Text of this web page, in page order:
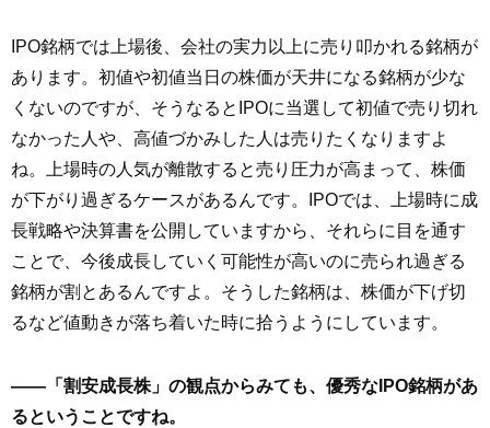
IPO銘柄では上場後、会社の実力以上に売り叩かれる銘柄が
あります。初値や初値当日の株価が天井になる銘柄が少な
くないのですが、そうなるとIPOに当選して初値で売り切れ
なかった人や、高値づかみした人は売りたくなりますよ
ね。上場時の人気が離散すると売り圧力が高まって、株価
が下がり過ぎるケースがあるんです。IPOでは、上場時に成
長戦略や決算書を公開していますから、それらに目を通す
ことで、今後成長していく可能性が高いのに売られ過ぎる
銘柄が割とあるんですよ。そうした銘柄は、株価が下げ切
るなど値動きが落ち着いた時に拾うようにしています。
――「割安成長株」の観点からみても、優秀なIPO銘柄があ
るということですね。